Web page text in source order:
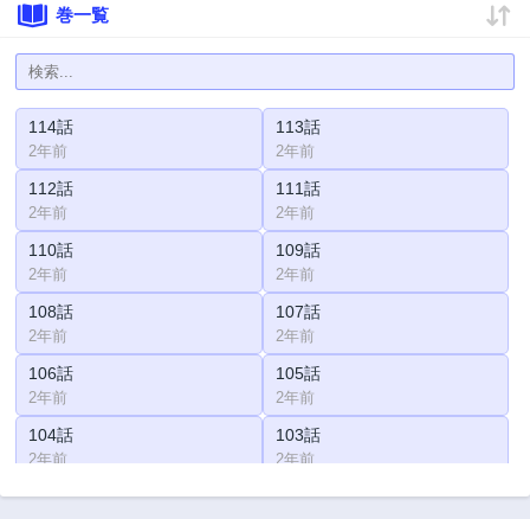
巻一覧
114話
2年前
113話
2年前
112話
2年前
111話
2年前
110話
2年前
109話
2年前
108話
2年前
107話
2年前
106話
2年前
105話
2年前
104話
2年前
103話
2年前
102話 101話